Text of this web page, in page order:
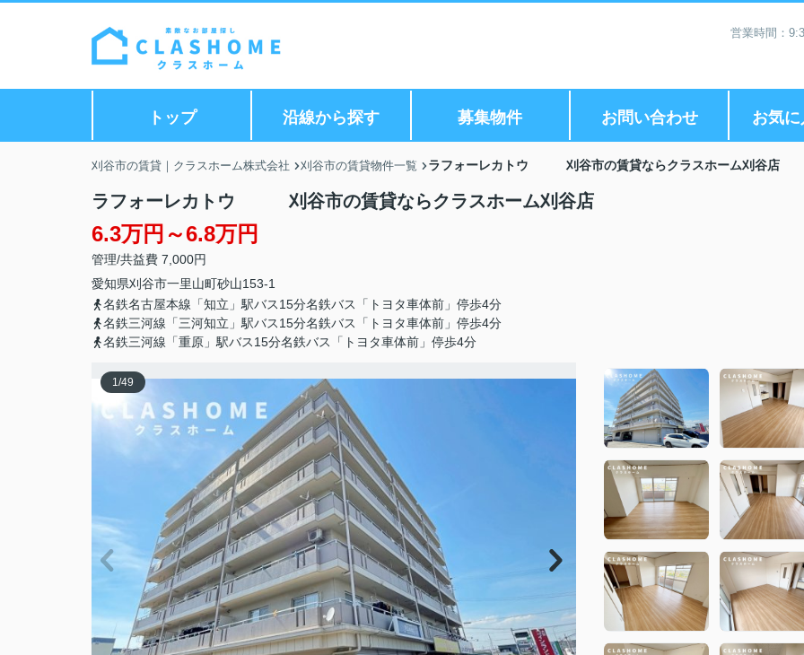
営業時間：
トップ 沿線から探す 募集物件 お問い合わせ お気
刈谷市の賃貸｜クラスホーム株式会社 刈谷市の賃貸物件一覧 ラフォーレカトウ 刈谷市の賃貸ならクラスホーム刈谷店
ラフォーレカトウ 刈谷市の賃貸ならクラスホーム刈谷店
6.3万円～6.8万円
管理/共益費 7,000円
愛知県刈谷市一里山町砂山153-1
名鉄名古屋本線「知立」駅バス15分名鉄バス「トヨタ車体前」停歩4分
名鉄三河線「三河知立」駅バス15分名鉄バス「トヨタ車体前」停歩4分
名鉄三河線「重原」駅バス15分名鉄バス「トヨタ車体前」停歩4分
1/49